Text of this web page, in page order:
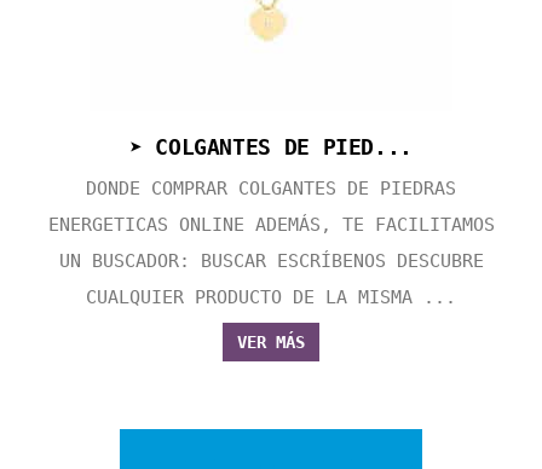
➤ COLGANTES DE PIED...
DONDE COMPRAR COLGANTES DE PIEDRAS
ENERGETICAS ONLINE ADEMÁS, TE FACILITAMOS
UN BUSCADOR: BUSCAR ESCRÍBENOS DESCUBRE
CUALQUIER PRODUCTO DE LA MISMA ...
VER MÁS